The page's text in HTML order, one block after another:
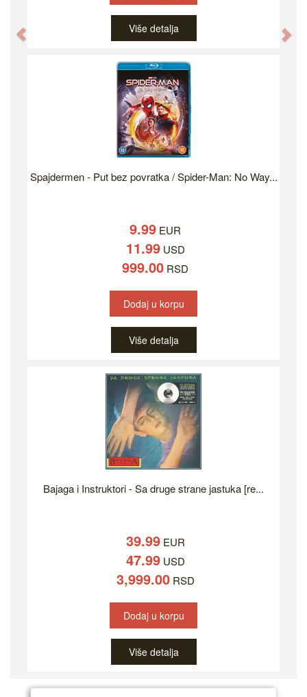
Više detalja
Spajdermen - Put bez povratka / Spider-Man: No Way...
9.99 EUR
11.99USD
999.00 RSD
Dodaj u korpu
Više detalja
Bajaga i Instruktori - Sa druge strane jastuka [re...
39.99EUR
47.99USD
3,999.00RSD
Dodaj u korpu
Više detalja